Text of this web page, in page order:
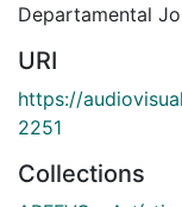
Departamental
URI
https://
2251
Collections